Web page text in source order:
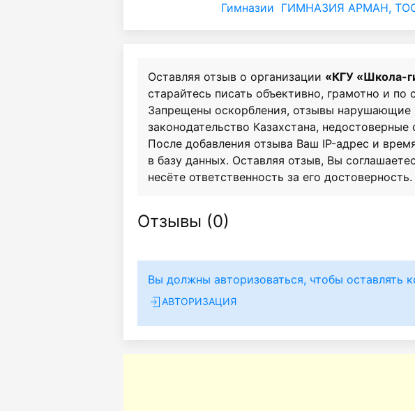
Гимназии ГИМНАЗИЯ АРМАН,
Оставляя отзыв о организации «КГУ «Школа-
старайтесь писать объективно, грамотно и по
Запрещены оскорбления, отзывы нарушающие
законодательство Казахстана, недостоверные
После добавления отзыва Ваш IP-адрес и
в базу данных. Оставляя отзыв, Вы
несёте ответственность за его достоверность.
Отзывы (0)
Вы должны авторизоваться, чтобы оставлять
АВТОРИЗАЦИЯ